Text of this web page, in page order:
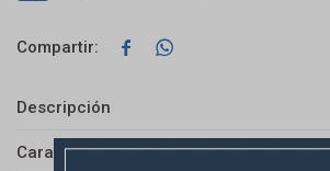
 
Descripción
Características